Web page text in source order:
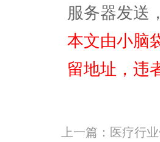
服务器发送
本文由小脑
留地址，违
上一篇： 医疗行